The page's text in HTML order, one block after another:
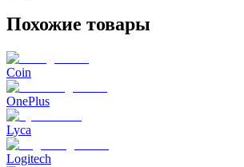
Похожие товары
Coin
OnePlus
Lyca
Logitech